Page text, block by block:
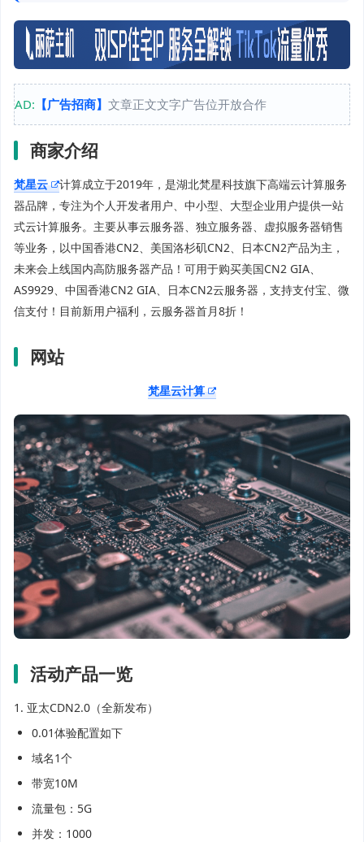
AD: 【广告招商】 文章正文文字广告位开放合作
商家介绍
梵星云
计算成立于2019年，是湖北梵星科技旗下高端云计算服务
器品牌，专注为个人开发者用户、中小型、大型企业用户提供一站
式云计算服务。主要从事云服务器、独立服务器、虚拟服务器销售
等业务，以中国香港CN2、美国洛杉矶CN2、日本CN2产品为主，
未来会上线国内高防服务器产品！可用于购买美国CN2 GIA、
AS9929、中国香港CN2 GIA、日本CN2云服务器，支持支付宝、微
信支付！目前新用户福利，云服务器首月8折！
网站
梵星云计算
活动产品一览
1. 亚太CDN2.0（全新发布）
0.01体验配置如下
域名1个
带宽10M
流量包：5G
并发：1000